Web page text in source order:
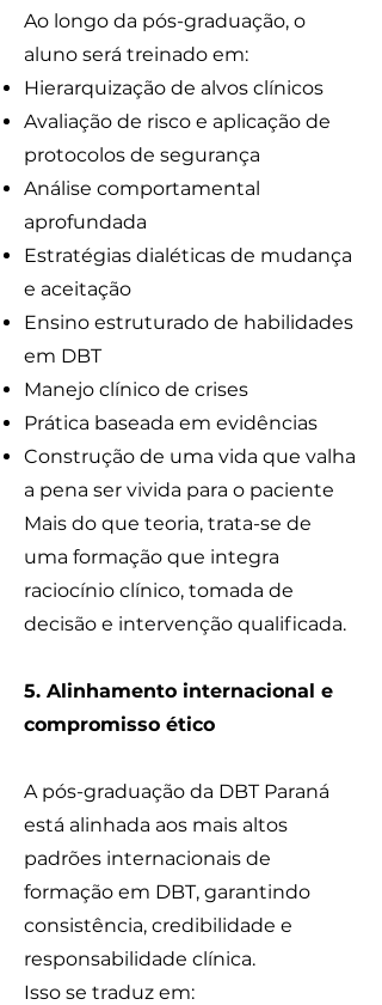
Ao longo da pós-graduação, o
aluno será treinado em:
Hierarquização de alvos clínicos
Avaliação de risco e aplicação de
protocolos de segurança
Análise comportamental
aprofundada
Estratégias dialéticas de mudança
e aceitação
Ensino estruturado de habilidades
em DBT
Manejo clínico de crises
Prática baseada em evidências
Construção de uma vida que valha
a pena ser vivida para o paciente
Mais do que teoria, trata-se de
uma formação que integra
raciocínio clínico, tomada de
decisão e intervenção qualificada.
5. Alinhamento internacional e
compromisso ético
A pós-graduação da DBT Paraná
está alinhada aos mais altos
padrões internacionais de
formação em DBT, garantindo
consistência, credibilidade e
responsabilidade clínica.
Isso se traduz em: